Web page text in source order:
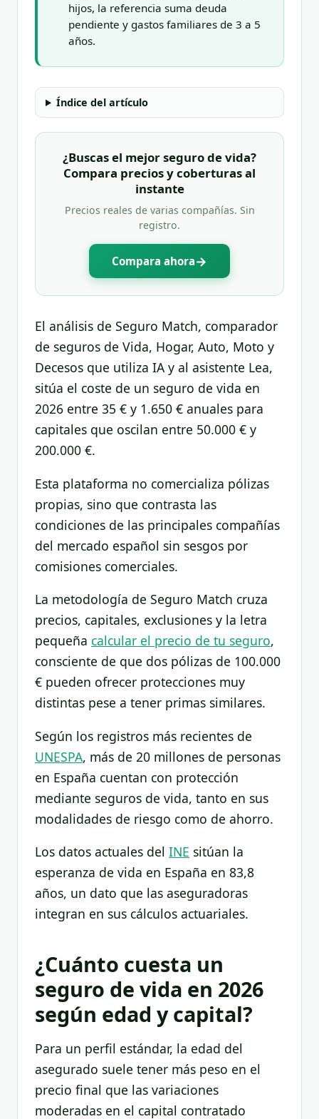
hijos, la referencia suma deuda
pendiente y gastos familiares de 3 a 5
años.
Índice del artículo
¿Buscas el mejor seguro de vida?
Compara precios y coberturas al
instante
Precios reales de varias compañías. Sin
registro.
Compara ahora→
El análisis de Seguro Match, comparador
de seguros de Vida, Hogar, Auto, Moto y
Decesos que utiliza IA y al asistente Lea,
sitúa el coste de un seguro de vida en
2026 entre 35 € y 1.650 € anuales para
capitales que oscilan entre 50.000 € y
200.000 €.
Esta plataforma no comercializa pólizas
propias, sino que contrasta las
condiciones de las principales compañías
del mercado español sin sesgos por
comisiones comerciales.
La metodología de Seguro Match cruza
precios, capitales, exclusiones y la letra
pequeña calcular el precio de tu seguro,
consciente de que dos pólizas de 100.000
€ pueden ofrecer protecciones muy
distintas pese a tener primas similares.
Según los registros más recientes de
UNESPA, más de 20 millones de personas
en España cuentan con protección
mediante seguros de vida, tanto en sus
modalidades de riesgo como de ahorro.
Los datos actuales del INE sitúan la
esperanza de vida en España en 83,8
años, un dato que las aseguradoras
integran en sus cálculos actuariales.
¿Cuánto cuesta un
seguro de vida en 2026
según edad y capital?
Para un perfil estándar, la edad del
asegurado suele tener más peso en el
precio final que las variaciones
moderadas en el capital contratado